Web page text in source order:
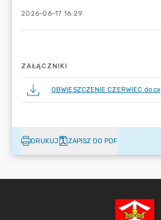
2026-06-17 16:29
ZAŁĄCZNIKI
OBWIESZCZENIE CZERWIEC.docx
DRUKUJ ZAPISZ DO PDF